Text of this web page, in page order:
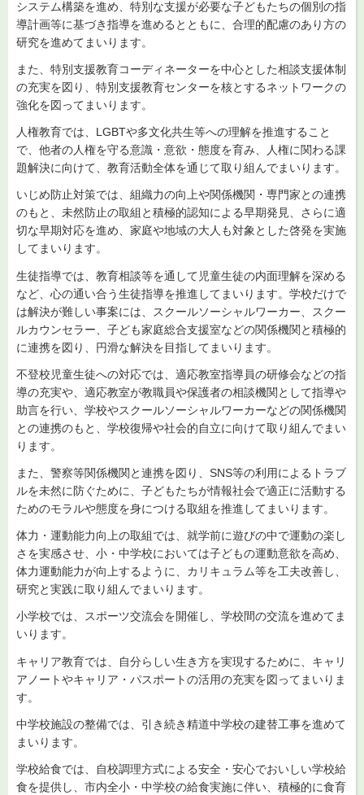
システム構築を進め、特別な支援が必要な子どもたちの個別の指
導計画等に基づき指導を進めるとともに、合理的配慮のあり方の
研究を進めてまいります。
また、特別支援教育コーディネーターを中心とした相談支援体制
の充実を図り、特別支援教育センターを核とするネットワークの
強化を図ってまいります。
人権教育では、LGBTや多文化共生等への理解を推進すること
で、他者の人権を守る意識・意欲・態度を育み、人権に関わる課
題解決に向けて、教育活動全体を通じて取り組んでまいります。
いじめ防止対策では、組織力の向上や関係機関・専門家との連携
のもと、未然防止の取組と積極的認知による早期発見、さらに適
切な早期対応を進め、家庭や地域の大人も対象とした啓発を実施
してまいります。
生徒指導では、教育相談等を通して児童生徒の内面理解を深める
など、心の通い合う生徒指導を推進してまいります。学校だけで
は解決が難しい事案には、スクールソーシャルワーカー、スクー
ルカウンセラー、子ども家庭総合支援室などの関係機関と積極的
に連携を図り、円滑な解決を目指してまいります。
不登校児童生徒への対応では、適応教室指導員の研修会などの指
導の充実や、適応教室が教職員や保護者の相談機関として指導や
助言を行い、学校やスクールソーシャルワーカーなどの関係機関
との連携のもと、学校復帰や社会的自立に向けて取り組んでまい
ります。
また、警察等関係機関と連携を図り、SNS等の利用によるトラブ
ルを未然に防ぐために、子どもたちが情報社会で適正に活動する
ためのモラルや態度を身につける取組を推進してまいります。
体力・運動能力向上の取組では、就学前に遊びの中で運動の楽し
さを実感させ、小・中学校においては子どもの運動意欲を高め、
体力運動能力が向上するように、カリキュラム等を工夫改善し、
研究と実践に取り組んでまいります。
小学校では、スポーツ交流会を開催し、学校間の交流を進めてま
いります。
キャリア教育では、自分らしい生き方を実現するために、キャリ
アノートやキャリア・パスポートの活用の充実を図ってまいりま
す。
中学校施設の整備では、引き続き精道中学校の建替工事を進めて
まいります。
学校給食では、自校調理方式による安全・安心でおいしい学校給
食を提供し、市内全小・中学校の給食実施に伴い、積極的に食育